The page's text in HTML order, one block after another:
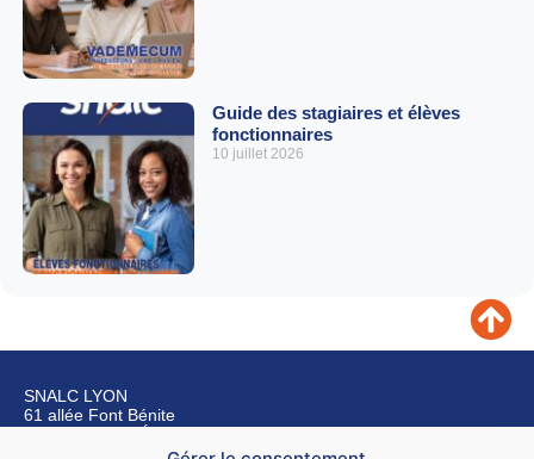
Guide des stagiaires et élèves
fonctionnaires
10 juillet 2026
SNALC LYON
61 allée Font Bénite